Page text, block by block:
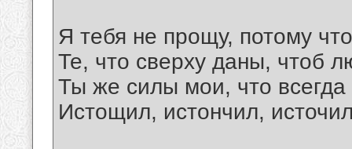
Я тебя не прощу, потому
Те, что сверху даны, чтоб
Ты же силы мои, что
Истощил, истончил,